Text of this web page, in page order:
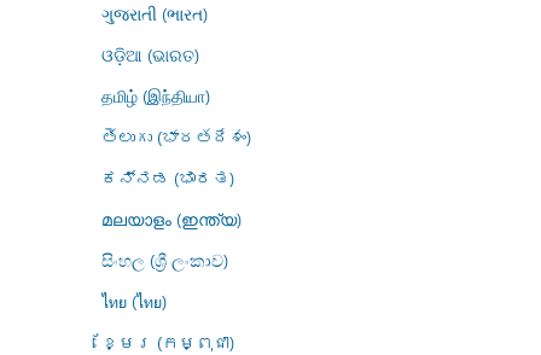
ગુજરાતી (ભારત)
ଓଡ଼ିଆ (ଭାରତ)
தமிழ் (இந்தியா)
తెలుగు (భారతదేశం)
ಕನ್ನಡ (ಭಾರತ)
മലയാളം (ഇന്ത്യ)
සිංහල (ශ්‍රී ලංකාව)
ไทย (ไทย)
ខ្មែរ (កម្ពុជា)